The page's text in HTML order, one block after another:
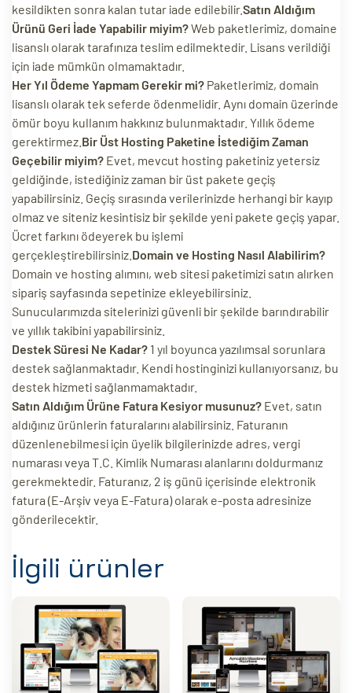
kesildikten sonra kalan tutar iade edilebilir.Satın Aldığım
Ürünü Geri İade Yapabilir miyim?Web paketlerimiz, domaine
lisanslı olarak tarafınıza teslim edilmektedir. Lisans verildiği
için iade mümkün olmamaktadır.
Her Yıl Ödeme Yapmam Gerekir mi? Paketlerimiz, domain
lisanslı olarak tek seferde ödenmelidir. Aynı domain üzerinde
ömür boyu kullanım hakkınız bulunmaktadır. Yıllık ödeme
gerektirmez. Bir Üst Hosting Paketine İstediğim Zaman
Geçebilir miyim? Evet, mevcut hosting paketiniz yetersiz
geldiğinde, istediğiniz zaman bir üst pakete geçiş
yapabilirsiniz. Geçiş sırasında verilerinizde herhangi bir kayıp
olmaz ve siteniz kesintisiz bir şekilde yeni pakete geçiş yapar.
Ücret farkını ödeyerek bu işlemi
gerçekleştirebilirsiniz. Domain ve Hosting Nasıl Alabilirim?
Domain ve hosting alımını, web sitesi paketimizi satın alırken
sipariş sayfasında sepetinize ekleyebilirsiniz.
Sunucularımızda sitelerinizi güvenli bir şekilde barındırabilir
ve yıllık takibini yapabilirsiniz.
Destek Süresi Ne Kadar? 1 yıl boyunca yazılımsal sorunlara
destek sağlanmaktadır. Kendi hostinginizi kullanıyorsanız, bu
destek hizmeti sağlanmamaktadır.
Satın Aldığım Ürüne Fatura Kesiyor musunuz? Evet, satın
aldığınız ürünlerin faturalarını alabilirsiniz. Faturanın
düzenlenebilmesi için üyelik bilgilerinizde adres, vergi
numarası veya T.C. Kimlik Numarası alanlarını doldurmanız
gerekmektedir. Faturanız, 2 iş günü içerisinde elektronik
fatura (E-Arşiv veya E-Fatura) olarak e-posta adresinize
gönderilecektir.
İlgili ürünler